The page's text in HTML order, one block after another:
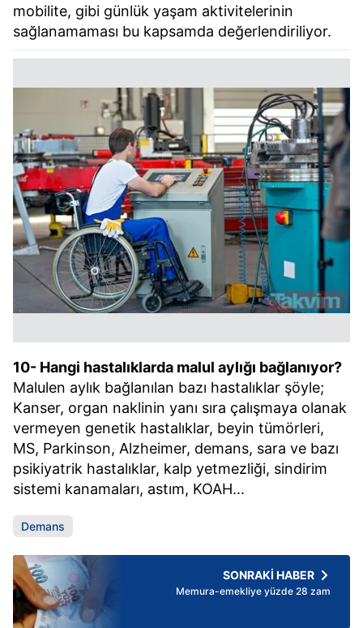
mobilite, gibi günlük yaşam aktivitelerinin
sağlanamaması bu kapsamda değerlendiriliyor.
10- Hangi hastalıklarda malul aylığı bağlanıyor?
Malulen aylık bağlanılan bazı hastalıklar şöyle;
Kanser, organ naklinin yanı sıra çalışmaya olanak
vermeyen genetik hastalıklar, beyin tümörleri,
MS, Parkinson, Alzheimer, demans, sara ve bazı
psikiyatrik hastalıklar, kalp yetmezliği, sindirim
sistemi kanamaları, astım, KOAH...
Demans
SONRAKİ HABER
Memura-emekliye yüzde 28 zam